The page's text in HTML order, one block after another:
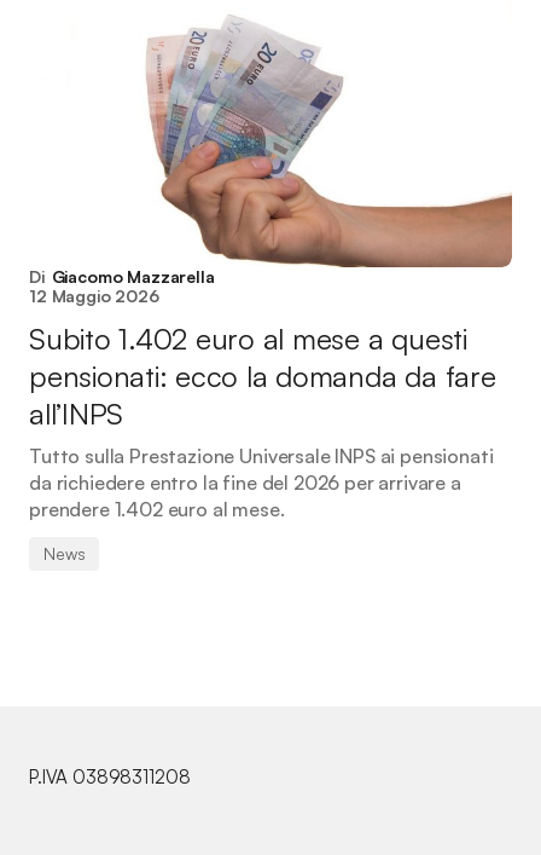
Di Giacomo Mazzarella
12 Maggio 2026
Subito 1.402 euro al mese a questi
pensionati: ecco la domanda da fare
all’INPS
Tutto sulla Prestazione Universale INPS ai pensionati
da richiedere entro la fine del 2026 per arrivare a
prendere 1.402 euro al mese.
News
P.IVA 03898311208